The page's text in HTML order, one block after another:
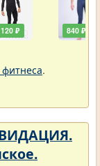
₽ 840 ₽
.